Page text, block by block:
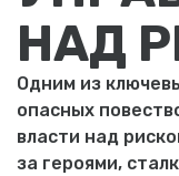
НАД
Одним из
опасных
власти над
за героями,